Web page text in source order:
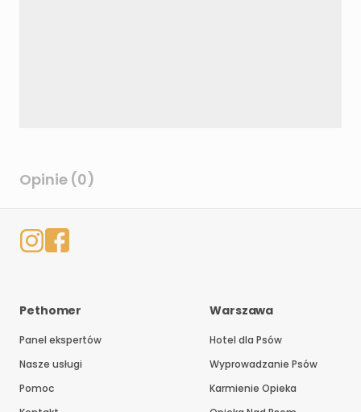
Opinie (0)
Pethomer
Panel ekspertów
Nasze usługi
Pomoc
Warszawa
Hotel dla Psów
Wyprowadzanie Psów
Karmienie Opieka